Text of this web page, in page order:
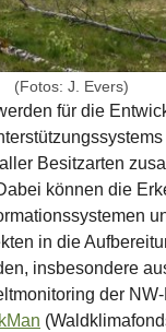
(Fotos: J. Evers)
für die
Besitzarten
können die
in die
insbesondere
der